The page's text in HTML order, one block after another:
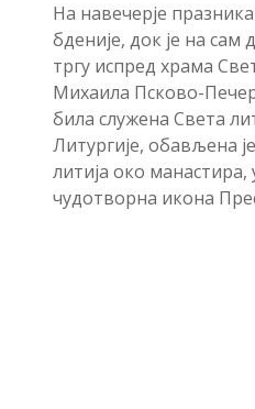
На навечерје
бденије, док је на
тргу испред храма
Михаила Псково-
била служена Света
Литургије, обављена
литија око манастира,
чудотворна икона